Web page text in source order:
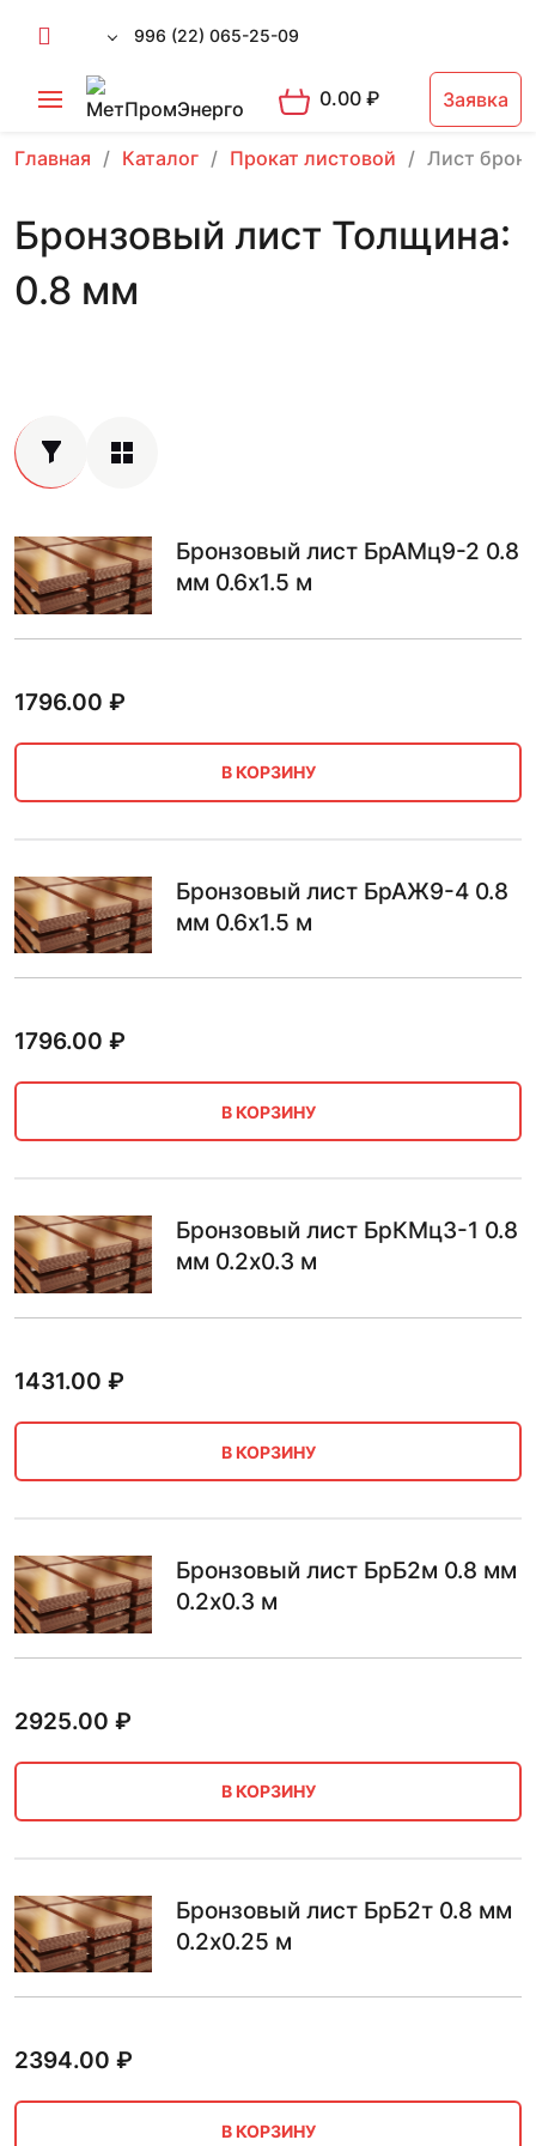
996 (22) 065-25-09
0.00₽ Заявка
Главная Каталог Прокат листовой Лист
Бронзовый лист Толщина:
0.8 мм
Бронзовый лист БрАМц9-2 0.8
мм 0.6х1.5 м
1796.00 ₽
В КОРЗИНУ
Бронзовый лист БрАЖ9-4 0.8
мм 0.6х1.5 м
1796.00 ₽
В КОРЗИНУ
Бронзовый лист БрКМц3-1 0.8
мм 0.2х0.3 м
1431.00 ₽
В КОРЗИНУ
Бронзовый лист БрБ2м 0.8 мм
0.2х0.3 м
2925.00 ₽
В КОРЗИНУ
Бронзовый лист БрБ2т 0.8 мм
0.2х0.25 м
2394.00 ₽
В КОРЗИНУ